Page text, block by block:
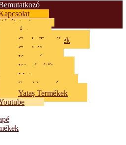
Ágy
Cardo Termékek
Gardrób
Kanapé
Kiegészítők
Matrac
Sarokkanapé
Yataş Termékek